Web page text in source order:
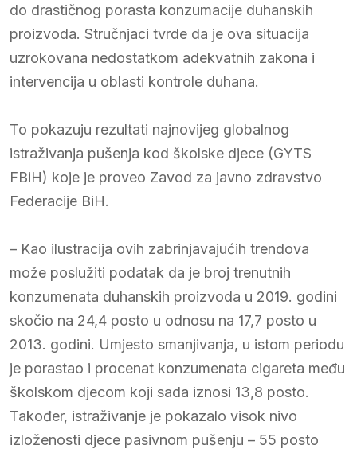
do drastičnog porasta konzumacije duhanskih
proizvoda. Stručnjaci tvrde da je ova situacija
uzrokovana nedostatkom adekvatnih zakona i
intervencija u oblasti kontrole duhana.
To pokazuju rezultati najnovijeg globalnog
istraživanja pušenja kod školske djece (GYTS
FBiH) koje je proveo Zavod za javno zdravstvo
Federacije BiH.
– Kao ilustracija ovih zabrinjavajućih trendova
može poslužiti podatak da je broj trenutnih
konzumenata duhanskih proizvoda u 2019. godini
skočio na 24,4 posto u odnosu na 17,7 posto u
2013. godini. Umjesto smanjivanja, u istom periodu
je porastao i procenat konzumenata cigareta među
školskom djecom koji sada iznosi 13,8 posto.
Također, istraživanje je pokazalo visok nivo
izloženosti djece pasivnom pušenju – 55 posto